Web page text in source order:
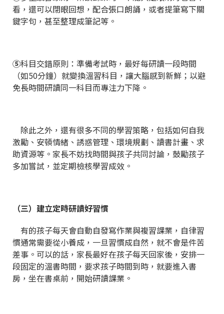
看，還可以閉眼回想，配合張口朗誦，或者提筆寫下關
鍵字句，甚至整理成筆記等。
⑤科目交錯原則：準備考試時，最好每研讀一段時間
（如50分鐘）就變換溫習科目，讓大腦感到新鮮；以避
免長時間研讀同一科目而專注力下降。
除此之外，還有很多不同的學習策略，包括如何自我
激勵、安頓情緒、誘惑管理、環境規劃、讀書計畫、求
助資源等。家長不妨找時間與孩子共同討論，鼓勵孩子
多加嘗試，並定期檢核學習成效。
（三）建立定時研讀好習慣
有的孩子每天會自動自發寫作業與複習課業，自律習
慣通常需要從小養成，一旦習慣成自然，就不會是件苦
差事。可以的話，家長最好在孩子每天回家後，安排一
段固定的溫書時間，要求孩子時間到時，就要進入書
房，坐在書桌前，開始研讀課業。